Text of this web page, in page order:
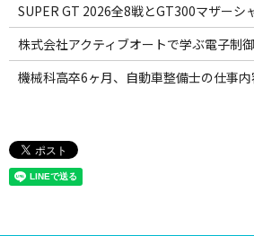
SUPER GT 2026全8戦とGT300マザーシ
株式会社アクティブオートで学ぶ電子制
機械科高卒6ヶ月、自動車整備士の仕事